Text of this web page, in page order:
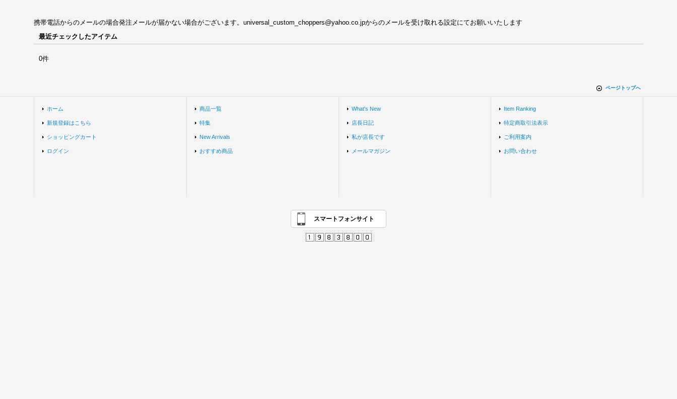
携帯電話からのメールの場合発注メールが届かない場合がございます。universal_custom_choppers@yahoo.co.jpからのメールを受け取れる設定にてお願いいたします
最近チェックしたアイテム
0件
ページトップへ
ホーム
新規登録はこちら
ショッピングカート
ログイン
商品一覧
特集
New Arrivals
おすすめ商品
What's New
店長日記
私が店長です
メールマガジン
Item Ranking
特定商取引法表示
ご利用案内
お問い合わせ
スマートフォンサイト